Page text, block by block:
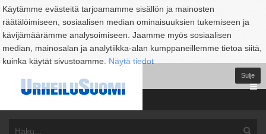
Käytämme evästeitä tarjoamamme sisällön ja mainosten
räätälöimiseen, sosiaalisen median ominaisuuksien tukemiseen ja
kävijämäärämme analysoimiseen. Jaamme myös sosiaalisen
median, mainosalan ja analytiikka-alan kumppaneillemme tietoa siitä,
kuinka käytät sivustoamme. Näytä tiedot
Sulje